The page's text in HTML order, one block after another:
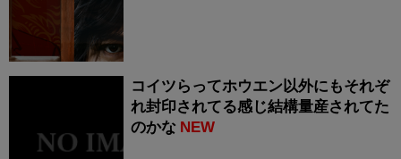
コイツらってホウエン以外にもそれぞ
れ封印されてる感じ結構量産されてた
のかな NEW